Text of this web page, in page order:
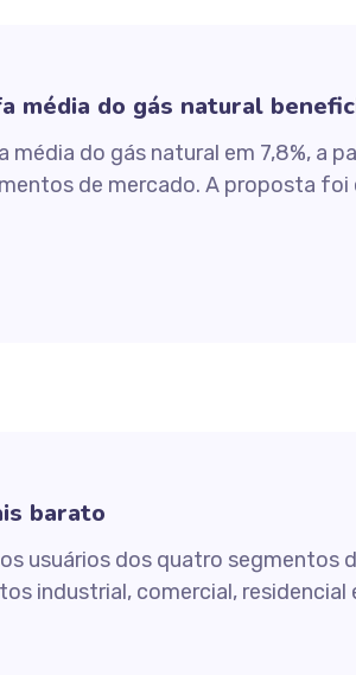
média do gás natural
média do gás natural em 7,8%, a
de mercado. A proposta foi
barato
usuários dos quatro
industrial, comercial,